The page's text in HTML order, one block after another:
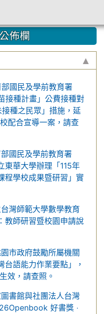
佈欄
國民及學前教育署
接種計畫」公費接種對
種之民眾」措施，延
配合宣導一案，請查
國民及學前教育署
東華大學辦理「115年
程學校成果暨研習」實
灣師範大學數學教育
教師研習暨校園申請說
市政府鼓勵所屬機關
語能力作業要點」，
效，請查照。
書館與社團法人台灣
好書獎 ‧